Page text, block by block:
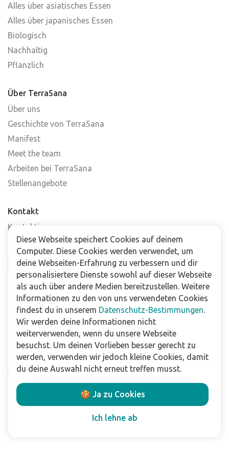
Alles über asiatisches Essen
Alles über japanisches Essen
Biologisch
Nachhaltig
Pflanzlich
Über TerraSana
Über uns
Geschichte von TerraSana
Manifest
Meet the team
Arbeiten bei TerraSana
Stellenangebote
Kontakt
Kontaktiere uns
Häufig gestellte Fragen
Abonniere unseren Newsletter
Verkaufsstellen
Für Unternehmen
Downloads
Impressum
Datenschutzbestimmungen
Allgemeine Verkaufs- und Lieferbedingungen
Haftungsausschluss
Diese Webseite speichert Cookies auf deinem
Computer. Diese Cookies werden verwendet, um
deine Webseiten-Erfahrung zu verbessern und dir
personalisiertere Dienste sowohl auf dieser Webseite
als auch über andere Medien bereitzustellen. Weitere
Informationen zu den von uns verwendeten Cookies
findest du in unserem Datenschutz-Bestimmungen.
Wir werden deine Informationen nicht
weiterverwenden, wenn du unsere Webseite
besuchst. Um deinen Vorlieben besser gerecht zu
werden, verwenden wir jedoch kleine Cookies, damit
du deine Auswahl nicht erneut treffen musst.
🍪 Ja zu Cookies
Ich lehne ab